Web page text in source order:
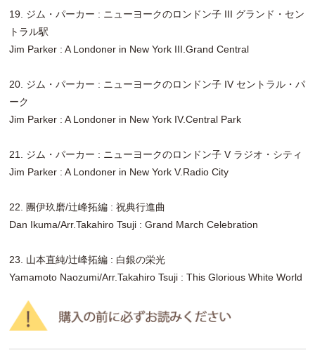
19. ジム・パーカー : ニューヨークのロンドン子 III グランド・セン
トラル駅
Jim Parker : A Londoner in New York III.Grand Central
20. ジム・パーカー : ニューヨークのロンドン子 IV セントラル・パ
ーク
Jim Parker : A Londoner in New York IV.Central Park
21. ジム・パーカー : ニューヨークのロンドン子 V ラジオ・シティ
Jim Parker : A Londoner in New York V.Radio City
22. 團伊玖磨/辻峰拓編 : 祝典行進曲
Dan Ikuma/Arr.Takahiro Tsuji : Grand March Celebration
23. 山本直純/辻峰拓編 : 白銀の栄光
Yamamoto Naozumi/Arr.Takahiro Tsuji : This Glorious White World